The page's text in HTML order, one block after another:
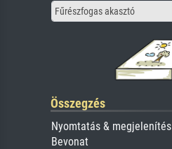
Fűrészfogas akasztó
Összegzés
Nyomtatás & megjelenítés
Bevonat